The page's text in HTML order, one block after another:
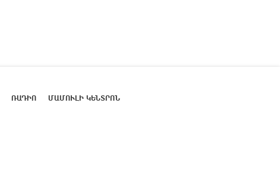
ՌԱԴԻՈ ՄԱՄՈՒԼԻ ԿԵՆՏՐՈՆ